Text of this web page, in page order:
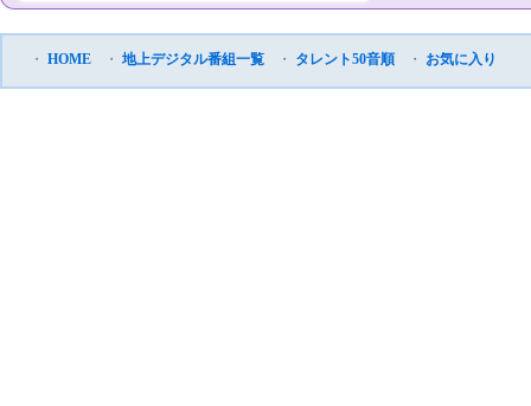
・ HOME ・ 地上デジタル番組一覧 ・ タレント50音順 ・ お気に入り